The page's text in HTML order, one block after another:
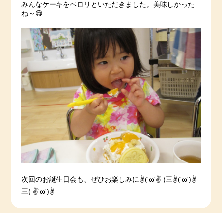
みんなケーキをペロリといただきました。美味しかった
ね～😋
次回のお誕生日会も、ぜひお楽しみに✌('ω'✌ )三✌('ω')✌
三( ✌'ω')✌